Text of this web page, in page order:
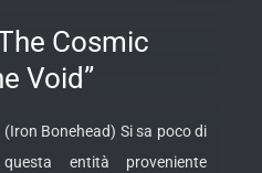
Cosmic
Void”
(Iron Bonehead) Si sa poco di
questa entità proveniente